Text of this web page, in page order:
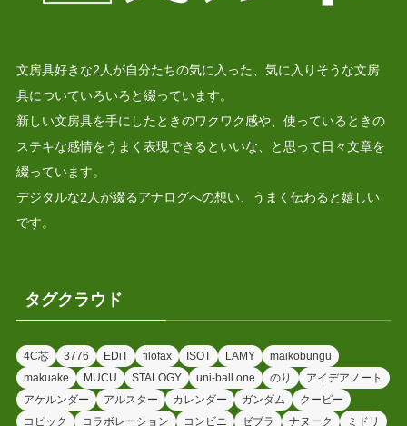
文房具好きな2人が自分たちの気に入った、気に入りそうな文房
具についていろいろと綴っています。
新しい文房具を手にしたときのワクワク感や、使っているときの
ステキな感情をうまく表現できるといいな、と思って日々文章を
綴っています。
デジタルな2人が綴るアナログへの想い、うまく伝わると嬉しい
です。
タグクラウド
4C芯 3776 EDiT filofax ISOT LAMY
maikobungu
makuake
MUCU STALOGY uni-ball one のり
アイデアノート
アケルンダー
アルスター カレンダー ガンダム
クーピー
コピック
コラボレーション コンビニ ゼブラ ナヌーク ミドリ